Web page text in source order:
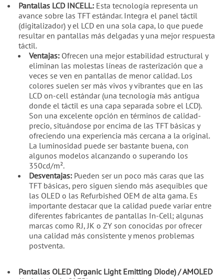
Pantallas LCD INCELL:Esta tecnología representa un
avance sobre las TFT estándar. Integra el panel táctil
(digitalizador) y el LCD en una sola capa, lo que puede
resultar en pantallas más delgadas y una mejor respuesta
táctil.
Ventajas:Ofrecen una mejor estabilidad estructural y
eliminan las molestas líneas de rasterización que a
veces se ven en pantallas de menor calidad. Los
colores suelen ser más vivos y vibrantes que en las
LCD on-cell estándar (una tecnología más antigua
donde el táctil es una capa separada sobre el LCD).
Son una excelente opción en términos de calidad-
precio, situándose por encima de las TFT básicas y
ofreciendo una experiencia más cercana a la original.
La luminosidad puede ser bastante buena, con
algunos modelos alcanzando o superando los
350cd/m².
Desventajas:Pueden ser un poco más caras que las
TFT básicas, pero siguen siendo más asequibles que
las OLED o las Refurbished OEM de alta gama. Es
importante destacar que la calidad puede variar entre
diferentes fabricantes de pantallas In-Cell; algunas
marcas como RJ, JK o ZY son conocidas por ofrecer
una calidad más consistente y menos problemas
postventa.
Pantallas OLED (Organic Light Emitting Diode) / AMOLED